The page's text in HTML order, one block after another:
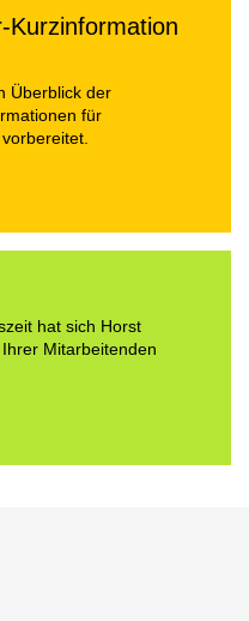
Kurzinformation
Überblick der
für
hat sich Horst
Mitarbeitenden